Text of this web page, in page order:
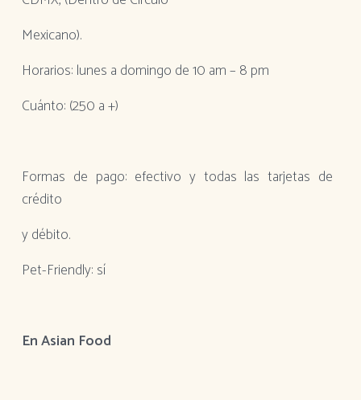
Mexicano).
Horarios: lunes a domingo de 10 am – 8 pm
Cuánto: (250 a +)
Formas de pago: efectivo y todas las tarjetas de
crédito
y débito.
Pet-Friendly: sí
En Asian Food